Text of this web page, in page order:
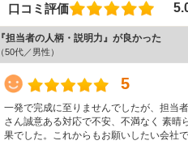
口コミ評価
『担当者の人柄・説明力』が良かった
（50代／男性）
5
一発で完成に至りませんでしたが、担当
さん誠意ある対応で不安、不満なく 素晴
果でした。これからもお願いしたい会社で